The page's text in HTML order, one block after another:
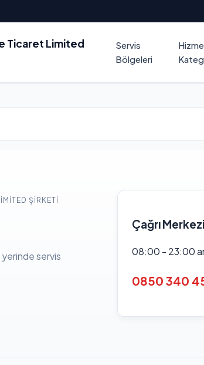
Ticaret Limited
Servis
Bölgeleri
ŞIRKETI
yerinde servis
Çağrı Merkezi
08:00 - 23:00
0850 340